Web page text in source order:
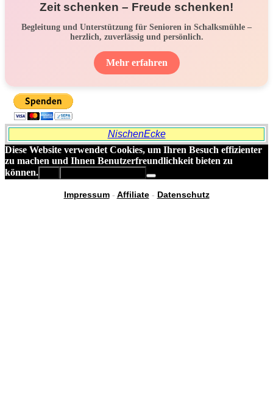
Zeit schenken – Freude schenken!
Begleitung und Unterstützung für Senioren in Schalksmühle –
herzlich, zuverlässig und persönlich.
Mehr erfahren
NischenEcke
Diese Website verwendet Cookies, um Ihren Besuch effizienter
zu machen und Ihnen Benutzerfreundlichkeit bieten zu
können.
Impressum- Affiliate- Datenschutz